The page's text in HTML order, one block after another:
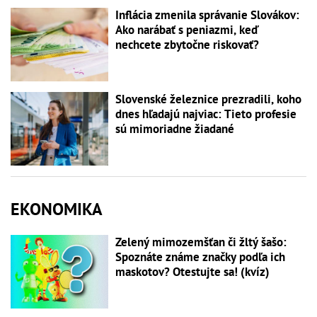
Inflácia zmenila správanie Slovákov:
Ako narábať s peniazmi, keď
nechcete zbytočne riskovať?
Slovenské železnice prezradili, koho
dnes hľadajú najviac: Tieto profesie
sú mimoriadne žiadané
EKONOMIKA
Zelený mimozemšťan či žltý šašo:
Spoznáte známe značky podľa ich
maskotov? Otestujte sa! (kvíz)